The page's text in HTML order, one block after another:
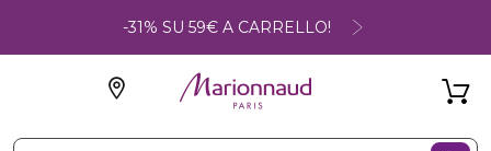
-31% SU 59€ A CARRELLO!